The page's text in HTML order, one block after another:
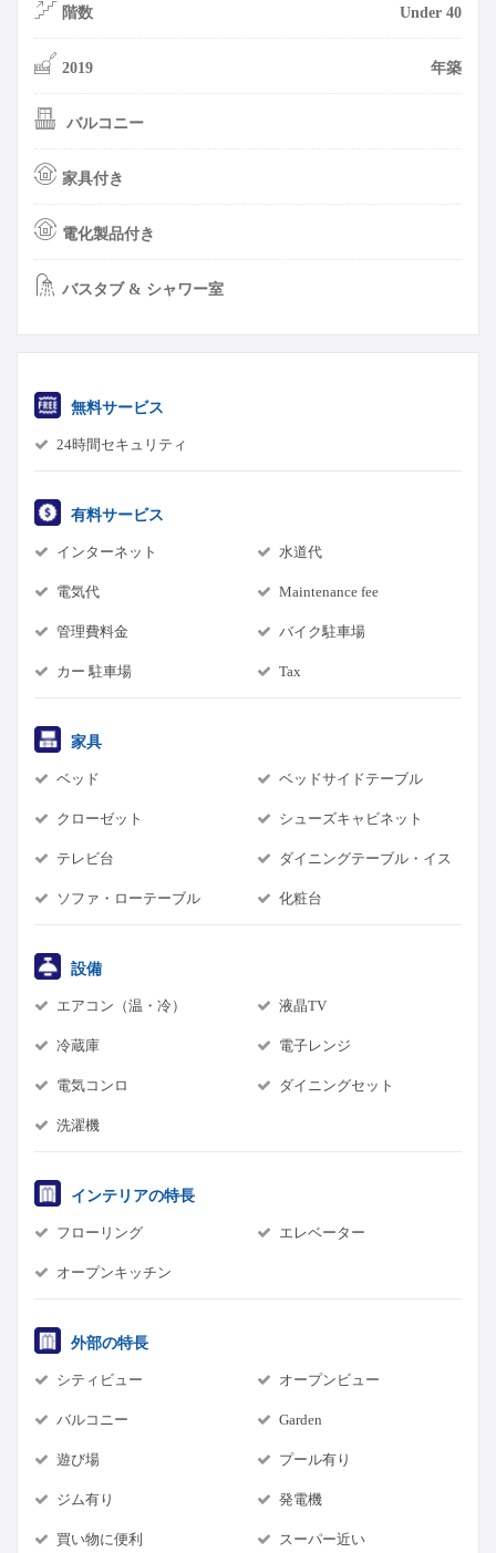
階数 Under 40
2019 年築
バルコニー
家具付き
電化製品付き
バスタブ & シャワー室
無料サービス
24時間セキュリティ
有料サービス
インターネット 水道代
電気代 Maintenance fee
管理費料金 バイク駐車場
カー 駐車場 Tax
家具
ベッド ベッドサイドテーブル
クローゼット シューズキャビネット
テレビ台 ダイニングテーブル・イス
ソファ・ローテーブル 化粧台
設備
エアコン（温・冷） 液晶TV
冷蔵庫 電子レンジ
電気コンロ ダイニングセット
洗濯機
インテリアの特長
フローリング エレベーター
オープンキッチン
外部の特長
シティビュー オープンビュー
バルコニー Garden
遊び場 プール有り
ジム有り 発電機
買い物に便利 スーパー近い